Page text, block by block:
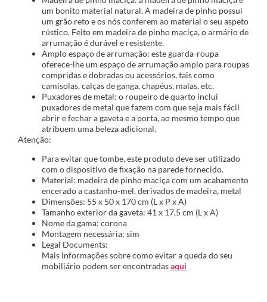
um bonito material natural. A madeira de pinho possui
um grão reto e os nós conferem ao material o seu aspeto
rústico. Feito em madeira de pinho maciça, o armário de
arrumação é durável e resistente.
Amplo espaço de arrumação: este guarda-roupa
oferece-lhe um espaço de arrumação amplo para roupas
compridas e dobradas ou acessórios, tais como
camisolas, calças de ganga, chapéus, malas, etc.
Puxadores de metal: o roupeiro de quarto inclui
puxadores de metal que fazem com que seja mais fácil
abrir e fechar a gaveta e a porta, ao mesmo tempo que
atribuem uma beleza adicional.
Atenção:
Para evitar que tombe, este produto deve ser utilizado
com o dispositivo de fixação na parede fornecido.
Material: madeira de pinho maciça com um acabamento
encerado a castanho-mel, derivados de madeira, metal
Dimensões: 55 x 50 x 170 cm (L x P x A)
Tamanho exterior da gaveta: 41 x 17,5 cm (L x A)
Nome da gama: corona
Montagem necessária: sim
Legal Documents:
Mais informações sobre como evitar a queda do seu
mobiliário podem ser encontradasaqui